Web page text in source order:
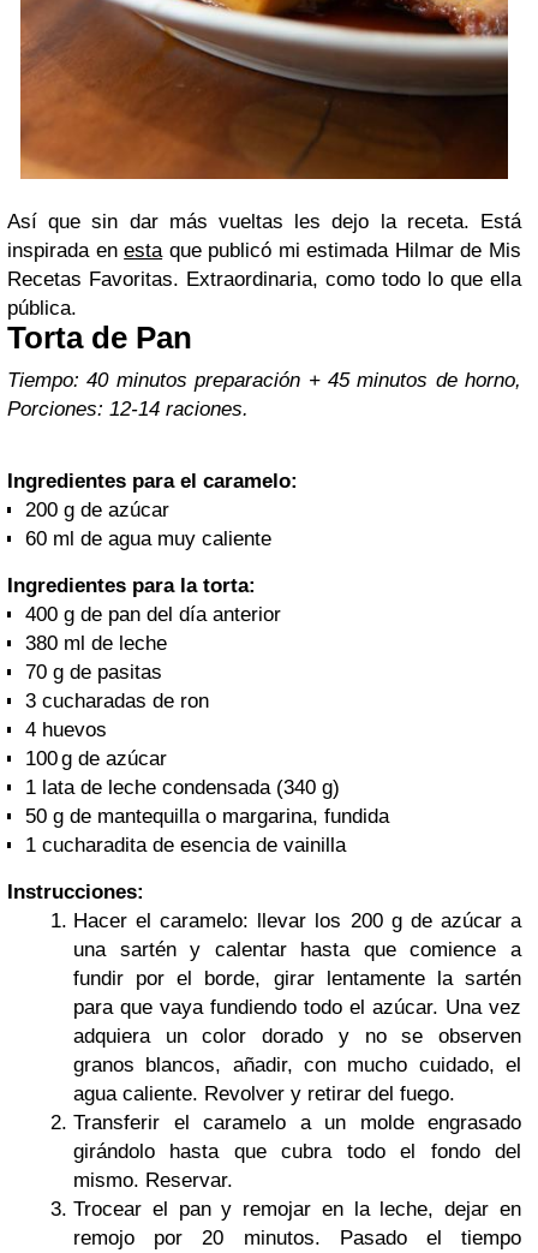
Así que sin dar más vueltas les dejo la receta. Está
inspirada enesta que publicó mi estimada Hilmar de Mis
Recetas Favoritas. Extraordinaria, como todo lo que ella
pública.
Torta de Pan
Tiempo: 40 minutos preparación + 45 minutos de horno,
Porciones: 12-14 raciones.
Ingredientes para el caramelo:
200 g de azúcar
60 ml de agua muy caliente
Ingredientes para la torta:
400 g de pan del día anterior
380 ml de leche
70 g de pasitas
3 cucharadas de ron
4 huevos
100 g de azúcar
1 lata de leche condensada (340 g)
50 g de mantequilla o margarina, fundida
1 cucharadita de esencia de vainilla
Instrucciones:
Hacer el caramelo: llevar los 200 g de azúcar a
una sartén y calentar hasta que comience a
fundir por el borde, girar lentamente la sartén
para que vaya fundiendo todo el azúcar. Una vez
adquiera un color dorado y no se observen
granos blancos, añadir, con mucho cuidado, el
agua caliente. Revolver y retirar del fuego.
Transferir el caramelo a un molde engrasado
girándolo hasta que cubra todo el fondo del
mismo. Reservar.
Trocear el pan y remojar en la leche, dejar en
remojo por 20 minutos. Pasado el tiempo